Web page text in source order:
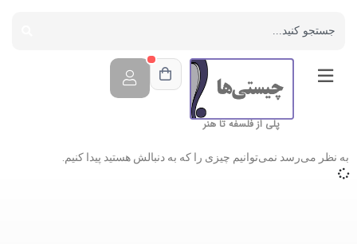
پلی از فلسفه تا هنر
به نظر می‌رسد نمی‌توانیم چیزی را که به دنبالش هستید پیدا کنیم.